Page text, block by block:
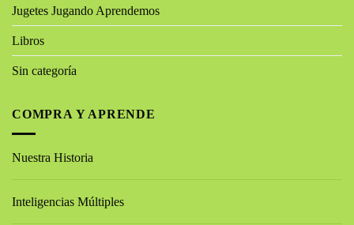
Jugetes Jugando Aprendemos
Libros
Sin categoría
COMPRA Y APRENDE
Nuestra Historia
Inteligencias Múltiples